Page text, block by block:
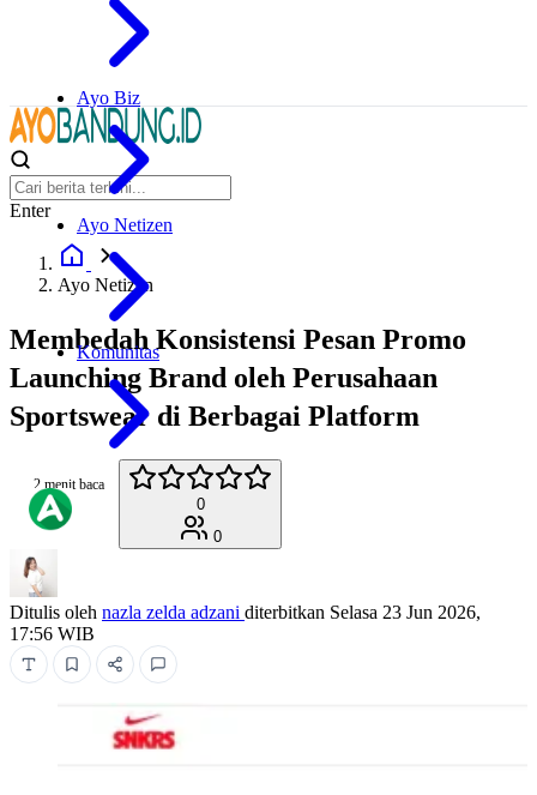
Ayo Biz
Ayo Netizen
Komunitas
Enter
Ayo Netizen
Membedah Konsistensi Pesan Promo
Launching Brand oleh Perusahaan
Sportswear di Berbagai Platform
2 menit baca
0
0
Ditulis oleh nazla zelda adzani diterbitkan Selasa 23 Jun 2026,
17:56 WIB